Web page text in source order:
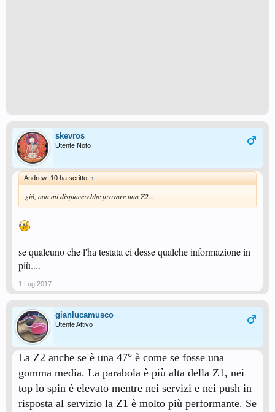
skevros
Utente Noto
Andrew_10 ha scritto: ↑
già, non mi dispiacerebbe provare una Z2...
se qualcuno che l'ha testata ci desse qualche informazione in
più....
1 Lug 2017
gianlucamusco
Utente Attivo
La Z2 anche se è una 47° è come se fosse una
gomma media. La parabola è più alta della Z1, nei
top lo spin è elevato mentre nei servizi e nei push in
risposta al servizio la Z1 è molto più performante. Se